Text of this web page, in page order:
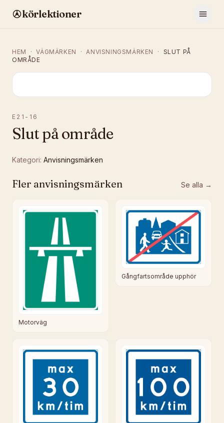
körlektioner
HEM · VÄGMÄRKEN · ANVISNINGSMÄRKEN ·
SLUT PÅ
OMRÅDE
E21-16
Slut på område
Kategori: Anvisningsmärken
Fler anvisningsmärken Se alla →
Motorväg
Gångfartsområde upphör